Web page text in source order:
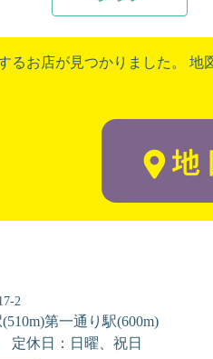
お店が見つかりました。 地
2
第一通り駅(600m)
定休日：日曜、祝日